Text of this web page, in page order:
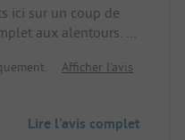
ici sur un coup de
aux alentours. Il
pu nous tenir
malheureusement
Afficher l'avis
Lire l'avis complet